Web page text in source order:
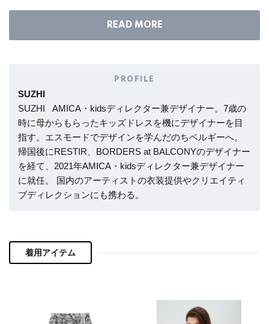
チャーム・ストラップ
その他(傘・ハンカチ・時計など)
チャーム
EDITOR'S CLOSET
メルマガ PICKUP
PERSONAL COLOR
すさもあり、これからの旅行シーンにもおすすめです。
PROFILE
SUZHI
SUZHI AMICA・kidsディレクター兼デザイナー。7歳の
時に母からもらったキッズドレスを機にデザイナーを目
指す。エスモードでデザインを学んだのちベルギーへ。
帰国後にRESTIR、BORDERS at BALCONYのデザイナー
を経て、2021年AMICA・kidsディレクター兼デザイナー
に就任。 国内のアーティストの衣装提供やクリエイティ
ブディレクションにも携わる。
着用アイテム